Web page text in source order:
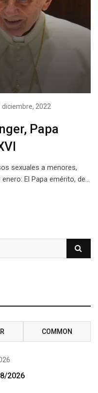
diciembre, 2022
Papa
sexuales a menores,
El Papa emérito, de…
COMMON
2026